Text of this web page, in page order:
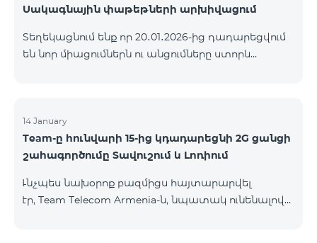
կլինեն միայն այն մարզերում, որտեղ դրանց
մարմինների պահանջների։ Այս փոփոխությունը
իրականացվում է հեռուստատեսային հարթակի
ցանկը ըստ մարզեր
Սակագնային փաթեթների արխիվացում
Տեղեկացնում ենք որ 20․01․2026-ից դադարեցվում
են նոր միացումներն ու անցումները ստորև
14 January
Team-ը հունվարի 15-ից կդադարեցնի 2G ցանցի
շահագործումը Տավուշում և Լոռիում
Ւնչպես նախօրոք բազմիցս հայտարարվել
էր, Team Telecom Armenia-ն, նպատակ ունենալով